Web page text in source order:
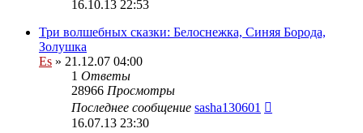
16.10.13 22:53
Три волшебных сказки: Белоснежка, Синяя Борода,
Золушка
Es » 21.12.07 04:00
1 Ответы
28966 Просмотры
Последнее сообщение sasha130601
16.07.13 23:30